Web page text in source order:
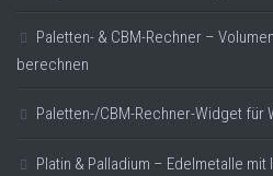
Paletten- & CBM-Rechner –
berechnen
Paletten-/CBM-Rechner-Widget für
Platin & Palladium – Edelmetalle